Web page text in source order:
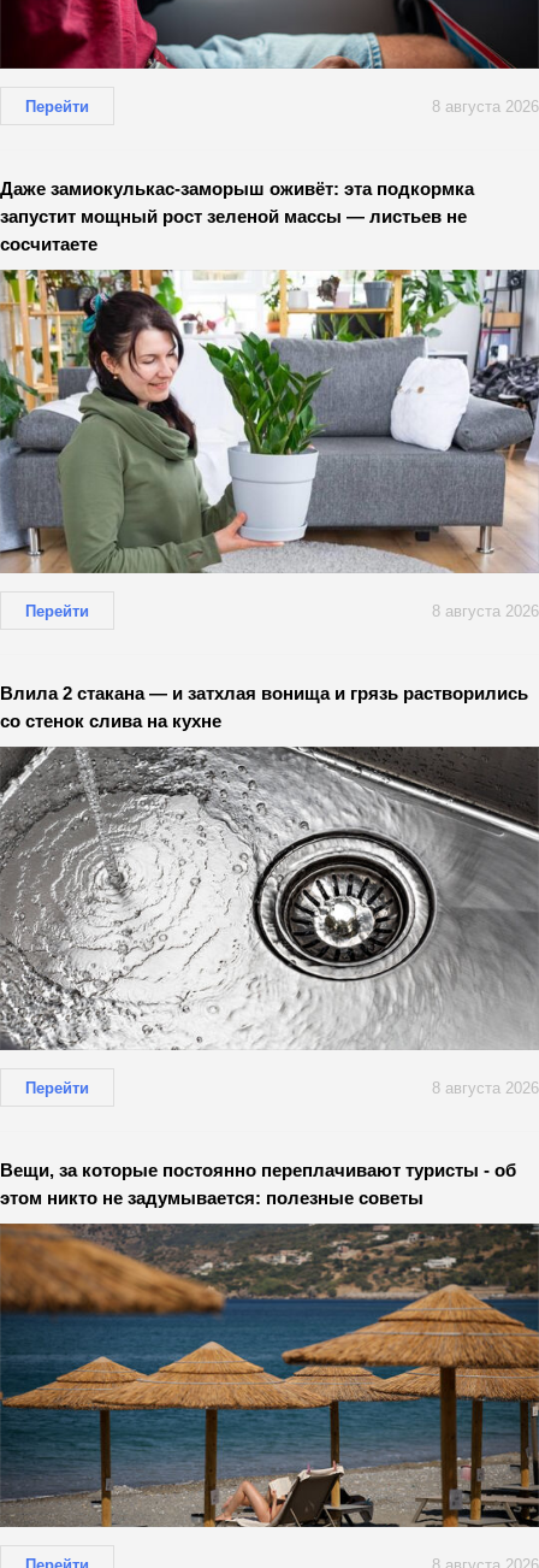
Перейти 8 августа 2026
Даже замиокулькас-заморыш оживёт: эта подкормка
запустит мощный рост зеленой массы — листьев не
сосчитаете
Перейти 8 августа 2026
Влила 2 стакана — и затхлая вонища и грязь растворились
со стенок слива на кухне
Перейти 8 августа 2026
Вещи, за которые постоянно переплачивают туристы - об
этом никто не задумывается: полезные советы
Перейти 8 августа 2026